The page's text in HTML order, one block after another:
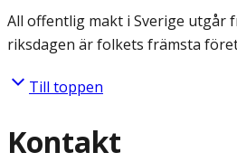
All offentlig makt i Sverige utgår
riksdagen är folkets främsta
Till toppen
Kontakt